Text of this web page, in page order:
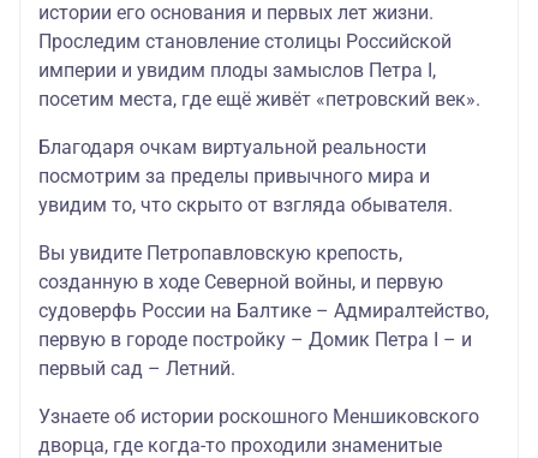
истории его основания и первых лет жизни.
Проследим становление столицы Российской
империи и увидим плоды замыслов Петра I,
посетим места, где ещё живёт «петровский век».
Благодаря очкам виртуальной реальности
посмотрим за пределы привычного мира и
увидим то, что скрыто от взгляда обывателя.
Вы увидите Петропавловскую крепость,
созданную в ходе Северной войны, и первую
судоверфь России на Балтике – Адмиралтейство,
первую в городе постройку – Домик Петра I – и
первый сад – Летний.
Узнаете об истории роскошного Меншиковского
дворца, где когда-то проходили знаменитые